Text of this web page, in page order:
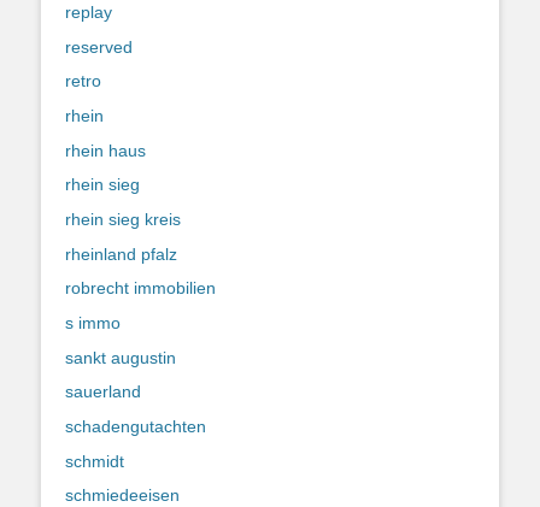
replay
reserved
retro
rhein
rhein haus
rhein sieg
rhein sieg kreis
rheinland pfalz
robrecht immobilien
s immo
sankt augustin
sauerland
schadengutachten
schmidt
schmiedeeisen